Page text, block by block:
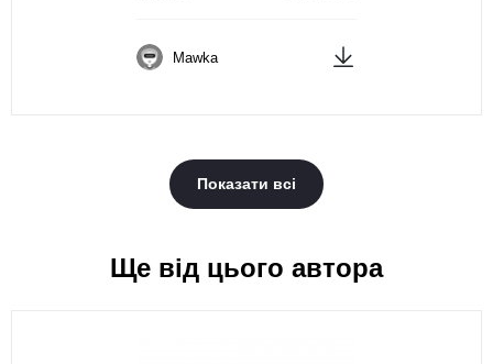
Mawka
Показати всі
Ще від цього автора